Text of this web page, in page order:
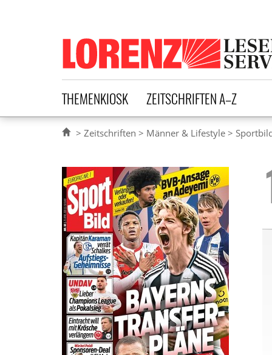
Lorenz Leserservice
THEMENKIOSK ZEITSCHRIFTEN A–Z
Zeitschriften Männer & Lifestyle